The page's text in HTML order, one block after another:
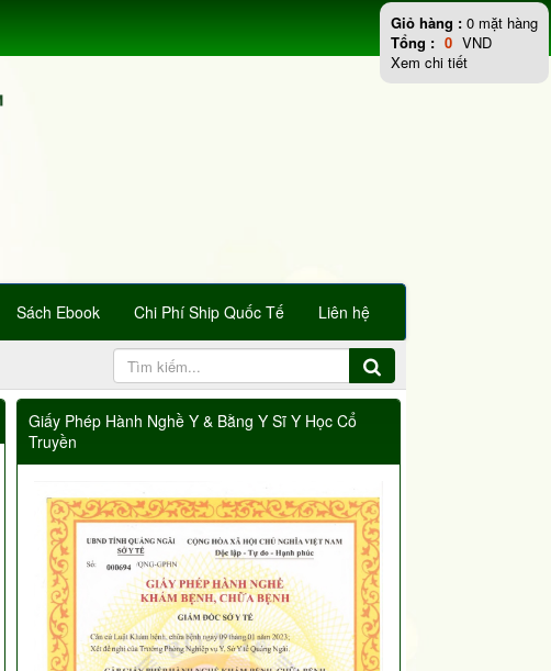
Sách Ebook Chi Phí Ship Quốc Tế Liên hệ
Giấy Phép Hành Nghề Y & Bằng Y Sĩ Y Học Cổ
Truyền
Giỏ hàng : 0 mặt hàng
Tổng : 0 VND
Xem chi tiết